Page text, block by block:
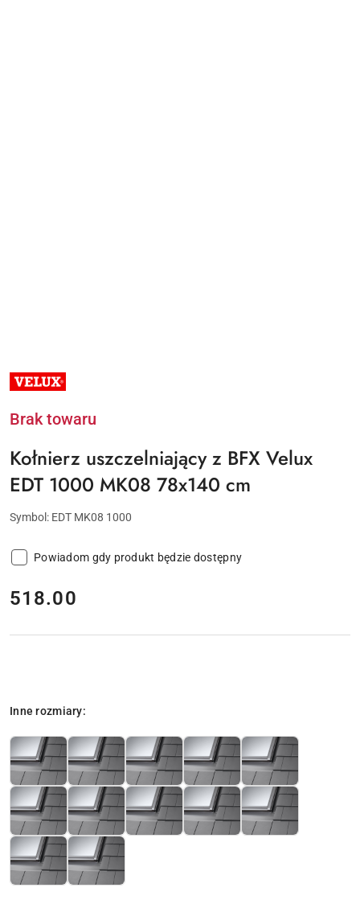
NAZWA
PRODUCENTA:
Brak towaru
Kołnierz uszczelniający z BFX Velux
EDT 1000 MK08 78x140 cm
Symbol: EDT MK08 1000
Powiadom gdy produkt będzie dostępny
cena:
518.00
Wariant
Inne rozmiary: